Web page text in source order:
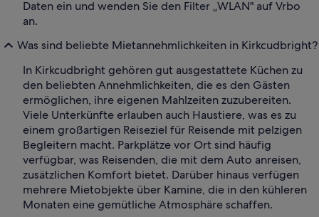
Daten ein und wenden Sie den Filter „WLAN" auf Vrbo
an.
Was sind beliebte Mietannehmlichkeiten in Kirkcudbright?
In Kirkcudbright gehören gut ausgestattete Küchen zu
den beliebten Annehmlichkeiten, die es den Gästen
ermöglichen, ihre eigenen Mahlzeiten zuzubereiten.
Viele Unterkünfte erlauben auch Haustiere, was es zu
einem großartigen Reiseziel für Reisende mit pelzigen
Begleitern macht. Parkplätze vor Ort sind häufig
verfügbar, was Reisenden, die mit dem Auto anreisen,
zusätzlichen Komfort bietet. Darüber hinaus verfügen
mehrere Mietobjekte über Kamine, die in den kühleren
Monaten eine gemütliche Atmosphäre schaffen.